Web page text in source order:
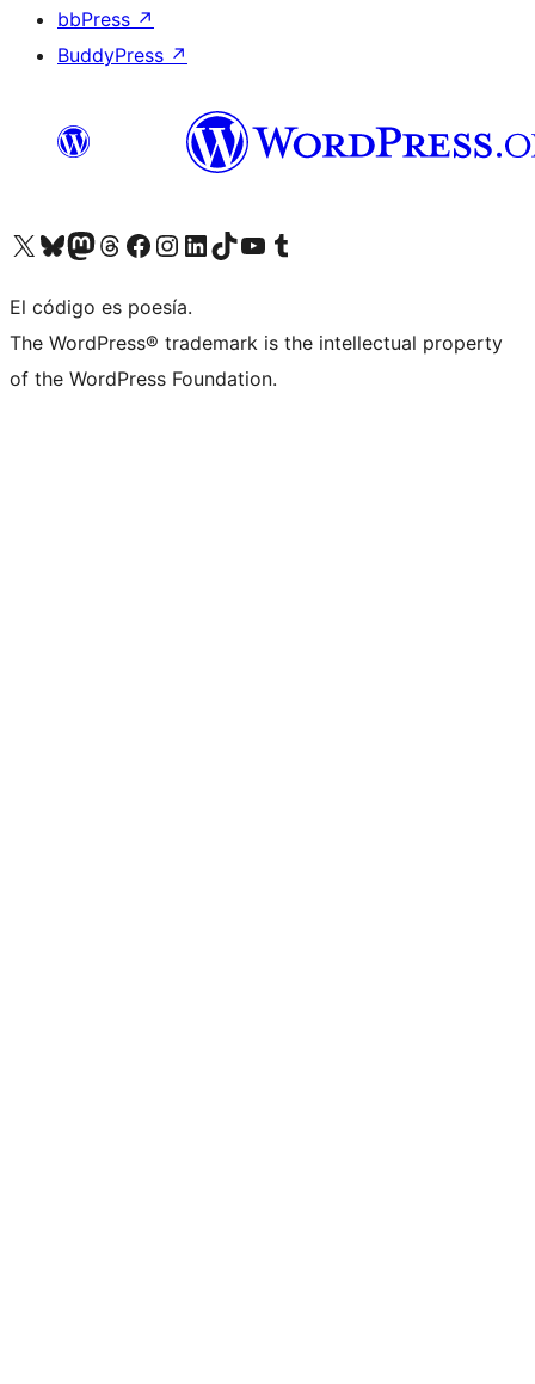
bbPress ↗
BuddyPress ↗
Visita nuestra cuenta de X (anteriormente Twitter)
Visita nuestra cuenta de Bluesky
Visita nuestra cuenta de Mastodon
Visita nuestra cuenta de Threads
Visita nuestra página de Facebook
Visita nuestra cuenta de Instagram
Visita nuestra cuenta de LinkedIn
Visita nuestra cuenta de TikTok
Visita nuestro canal de YouTube
Visita nuestra cuenta de Tumblr
El código es poesía.
The WordPress® trademark is the intellectual property
of the WordPress Foundation.